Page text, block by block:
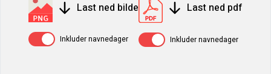
Last ned bilde
Av / PåInkluder navnedager
Last ned pdf
Av / PåInkluder navnedager